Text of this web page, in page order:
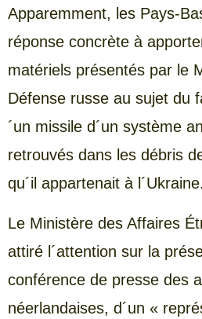
Apparemment, les Pays-
réponse concrète à
matériels présentés par le
Défense russe au sujet du
´un missile d´un système
retrouvés dans les débris
qu´il appartenait à l´Ukraine.
Le Ministère des Affaires
attiré l´attention sur la
conférence de presse des
néerlandaises, d´un «